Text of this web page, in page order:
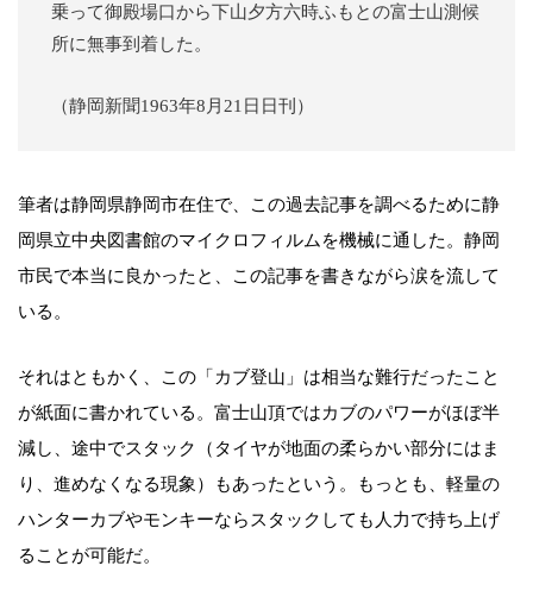
乗って御殿場口から下山夕方六時ふもとの富士山測候
所に無事到着した。
（静岡新聞1963年8月21日日刊）
筆者は静岡県静岡市在住で、この過去記事を調べるために静
岡県立中央図書館のマイクロフィルムを機械に通した。静岡
市民で本当に良かったと、この記事を書きながら涙を流して
いる。
それはともかく、この「カブ登山」は相当な難行だったこと
が紙面に書かれている。富士山頂ではカブのパワーがほぼ半
減し、途中でスタック（タイヤが地面の柔らかい部分にはま
り、進めなくなる現象）もあったという。もっとも、軽量の
ハンターカブやモンキーならスタックしても人力で持ち上げ
ることが可能だ。